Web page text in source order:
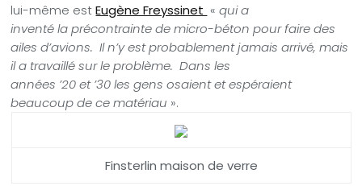
lui-même estEugène Freyssinet «qui a
inventé la précontrainte de micro-béton pour faire des
ailes d’avions. Il n’y est probablement jamais arrivé, mais
il a travaillé sur le problème. Dans les
années ’20 et ’30 les gens osaient et espéraient
beaucoup de ce matériau ».
Finsterlin maison de verre